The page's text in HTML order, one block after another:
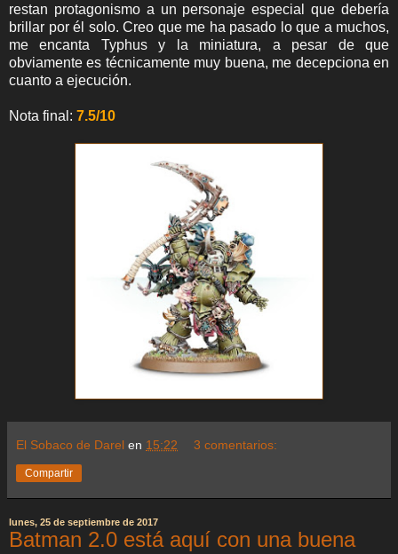
restan protagonismo a un personaje especial que debería
brillar por él solo. Creo que me ha pasado lo que a muchos,
me encanta Typhus y la miniatura, a pesar de que
obviamente es técnicamente muy buena, me decepciona en
cuanto a ejecución.
Nota final: 7.5/10
El Sobaco de Darel en 15:22 3 comentarios:
Compartir
lunes, 25 de septiembre de 2017
Batman 2.0 está aquí con una buena